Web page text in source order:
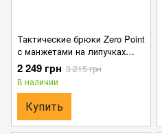
Тактические брюки Zero Point
с манжетами на липучках
пиксель размер S
2 249 грн 3 215 грн
В наличии
Купить